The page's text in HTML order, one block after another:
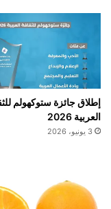
إطلاق جائزة ستوكهولم
العربية 2026
3 يونيو، 2026